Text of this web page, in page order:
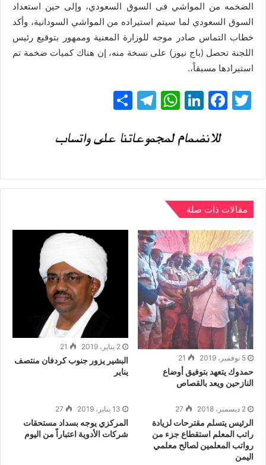
الضخمه من المواشي فى السوق السعودي، وإلى حين استعداد
السوق السعودي لما سيتم استيراده من المواشي السودانية، وأكد
خطاب التماس صادر موجه للوزارة المعنية وممهور بتوقيع رئيس
اللجنة تحصل (باج نيوز) على نسخة منه، إن هناك كميات ضخمة تم
استيرادها مسبقاً،.
T
itt
F
c
b
o
o
k
Li
k
dI
n
W
at
A
p
T
e
a
m
ر
مقالات ذات صلة
5 نوفمبر، 2019 21
حمدوك يتعهد بتوفيق أوضاع
النازحين ويعد بالقصاص
2 يناير، 2019 21
البشير يزور جنوب كردفان منتصف
يناير
2 ديسمبر، 2018 27
الرئيس يتسلم مقترحات لزيادة
راتب المعلم استقطاع جزء من
رواتب المعلمين لصالح معلمي
اليمن
13 يناير، 2019 27
المركزي يوجه بسداد مستحقات
شركات الأدوية اعتباراً من اليوم